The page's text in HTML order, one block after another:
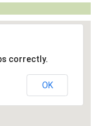
correctly.
OK